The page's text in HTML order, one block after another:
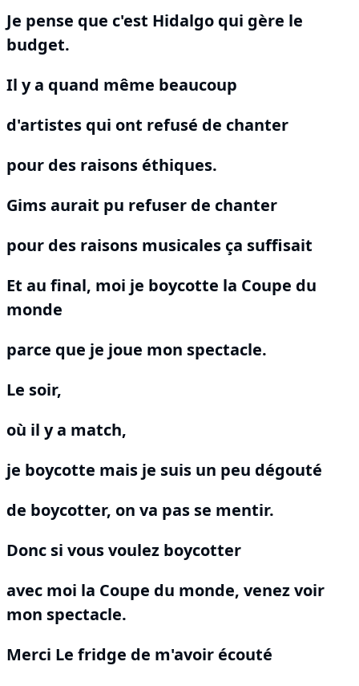
Je pense que c'est Hidalgo qui gère le
budget.
Il y a quand même beaucoup
d'artistes qui ont refusé de chanter
pour des raisons éthiques.
Gims aurait pu refuser de chanter
pour des raisons musicales ça suffisait
Et au final, moi je boycotte la Coupe du
monde
parce que je joue mon spectacle.
Le soir,
où il y a match,
je boycotte mais je suis un peu dégouté
de boycotter, on va pas se mentir.
Donc si vous voulez boycotter
avec moi la Coupe du monde, venez voir
mon spectacle.
Merci Le fridge de m'avoir écouté